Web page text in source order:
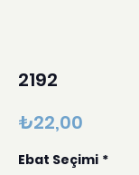
2192
₺22,00
Ebat Seçimi *